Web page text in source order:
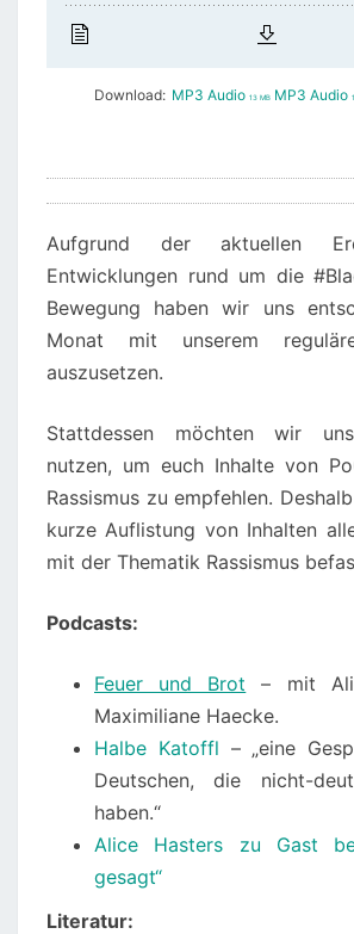
Download: MP3 Audio 13 MB MP3 Audio
Aufgrund der aktuellen
Entwicklungen rund um die
Bewegung haben wir uns
Monat mit unserem
auszusetzen.
Stattdessen möchten wir
nutzen, um euch Inhalte von
Rassismus zu empfehlen.
kurze Auflistung von Inhalten
mit der Thematik Rassismus
Podcasts:
Feuer und Brot – mit
Maximiliane Haecke.
Halbe Katoffl – „eine
Deutschen, die nicht-
haben.“
Alice Hasters zu Gast
gesagt“
Literatur: